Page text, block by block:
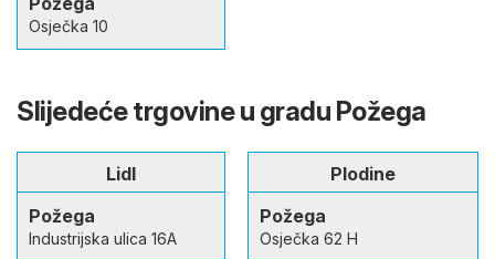
Osječka 10
Slijedeće trgovine u gradu Požega
Lidl
Požega
Industrijska ulica 16A
Plodine
Požega
Osječka 62 H